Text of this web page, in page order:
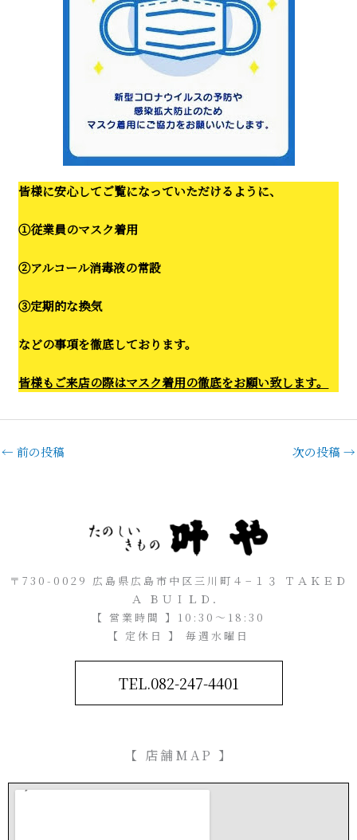
皆様に安心してご覧になっていただけるように、
①従業員のマスク着用
②アルコール消毒液の常設
③定期的な換気
などの事項を徹底しております。
皆様もご来店の際はマスク着用の徹底をお願い致します。
← 前の投稿 次の投稿 →
〒730-0029 広島県広島市中区三川町４−１３ ＴＡＫＥＤ
Ａ ＢＵＩＬＤ．
【 営業時間 】10:30～18:30
【 定休日 】 毎週水曜日
TEL.082-247-4401
【 店舗MAP 】